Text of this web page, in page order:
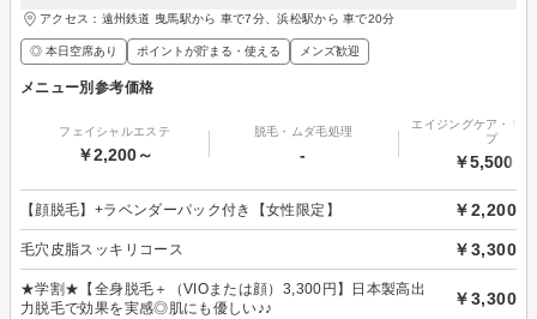
アクセス：遠州鉄道 曳馬駅から 車で7分、浜松駅から 車で20分
◎ 本日空席あり ポイントが貯まる・使える メンズ歓迎
メニュー別参考価格
フェイシャルエステ
￥2,200～
脱毛・ムダ毛処理
-
エイジングケア・リ
プ
￥5,500～
【顔脱毛】+ラベンダーパック付き【女性限定】 ￥2,200
毛穴皮脂スッキリコース ￥3,300
★学割★【全身脱毛＋（VIOまたは顔）3,300円】日本製高出
力脱毛で効果を実感◎肌にも優しい♪♪
￥3,300